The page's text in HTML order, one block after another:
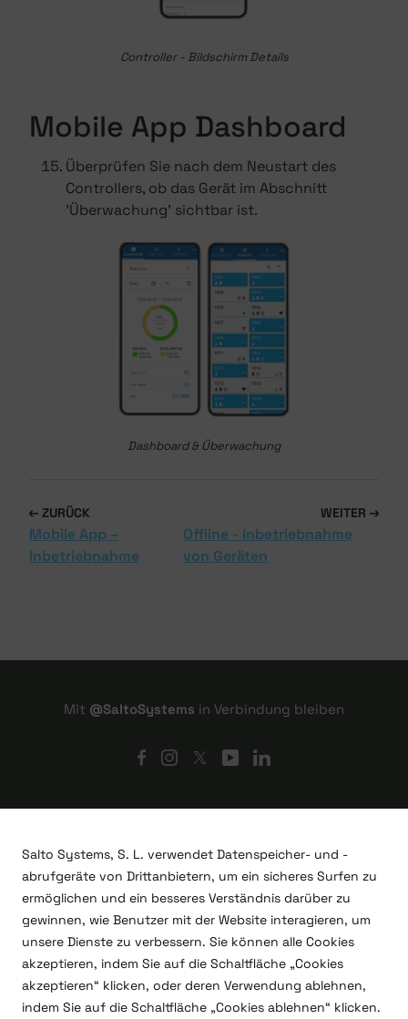
Controller - Bildschirm Details
Mobile App Dashboard
Überprüfen Sie nach dem Neustart des
Controllers, ob das Gerät im Abschnitt
'Überwachung' sichtbar ist.
Dashboard & Überwachung
ZURÜCK
Mobile App –
Inbetriebnahme
WEITER
Offline - Inbetriebnahme
von Geräten
Mit @SaltoSystems in Verbindung bleiben
F&E-Projekte
Salto Systems, S. L. verwendet Datenspeicher- und -
abrufgeräte von Drittanbietern, um ein sicheres Surfen zu
ermöglichen und ein besseres Verständnis darüber zu
gewinnen, wie Benutzer mit der Website interagieren, um
unsere Dienste zu verbessern. Sie können alle Cookies
akzeptieren, indem Sie auf die Schaltfläche „Cookies
akzeptieren“ klicken, oder deren Verwendung ablehnen,
indem Sie auf die Schaltfläche „Cookies ablehnen“ klicken.